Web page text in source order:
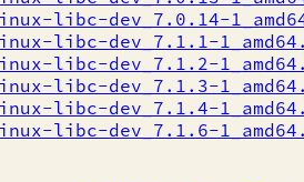
libc-dev_7.0.14-
libc-dev_7.1.1-
libc-dev_7.1.2-
libc-dev_7.1.3-
libc-dev_7.1.4-
libc-dev_7.1.6-